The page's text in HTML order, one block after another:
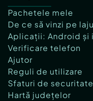
Pachetele mele
De ce să vinzi pe
Aplicații: Android și
Verificare telefon
Ajutor
Reguli de utilizare
Sfaturi de securitate
Hartă județelor